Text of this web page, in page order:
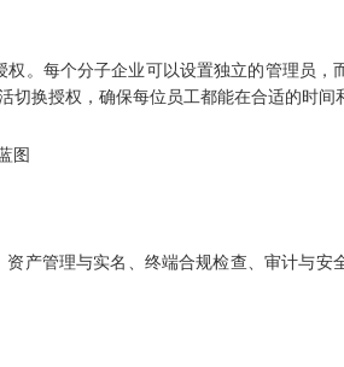
。每个分子企业可以设置独立的管理员，
换授权，确保每位员工都能在合适的时间
产管理与实名、终端合规检查、审计与安